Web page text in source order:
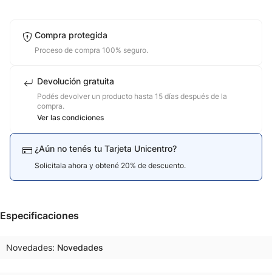
Compra protegida
Proceso de compra 100% seguro.
Devolución gratuita
Podés devolver un producto hasta 15 días después de la
compra.
Ver las condiciones
¿Aún no tenés tu Tarjeta Unicentro?
Solicitala ahora y obtené 20% de descuento.
Especificaciones
Novedades Novedades